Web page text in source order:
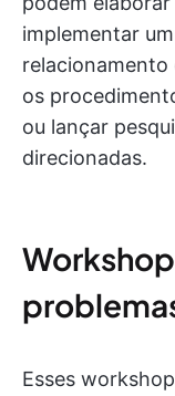
implementar
os
ou lançar
direcionadas.
Esses